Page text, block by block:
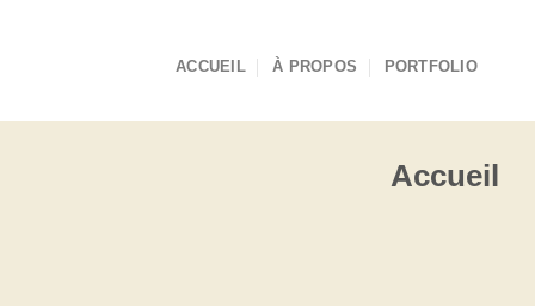
ACCUEIL À PROPOS PORTFOLIO
Accueil